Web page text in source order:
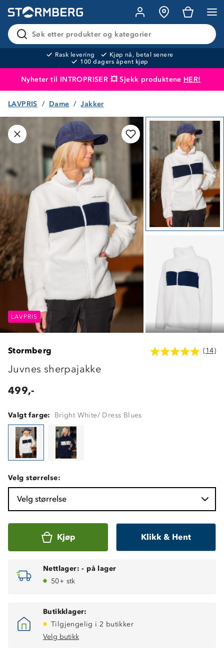
Søk etter produkter og kategorier
Rask levering
Kjøp nå, betal senere
100 dagers åpent kjøp
Nyheter til INTROPRISER 💥 Sjekk produktene HER!
Produktet er lagt i handlekurven
LAVPRIS Dame Jakker
LAVPRIS LAVPRIS
LAVPRIS
Stormberg (14)
Juvnes sherpajakke
499,-
Valgt farge: Bright White/ Dress Blues
Velg størrelse:
Velg størrelse
Kjøp Klikk & Hent
Nettlager: - på lager
50+ stk
Butikklager:
Tilgjengelig i 2 butikker
Velg butikk